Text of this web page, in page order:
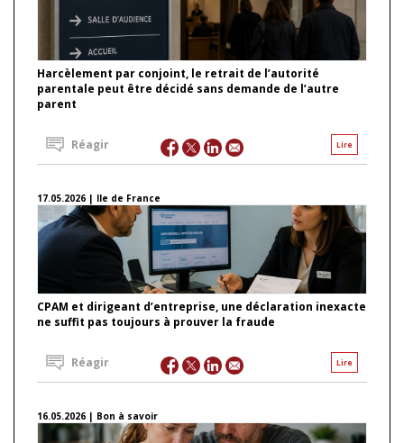
Harcèlement par conjoint, le retrait de l’autorité
parentale peut être décidé sans demande de l’autre
parent
Lire
Réagir
17.05.2026 | Ile de France
CPAM et dirigeant d’entreprise, une déclaration inexacte
ne suffit pas toujours à prouver la fraude
Lire
Réagir
16.05.2026 | Bon à savoir